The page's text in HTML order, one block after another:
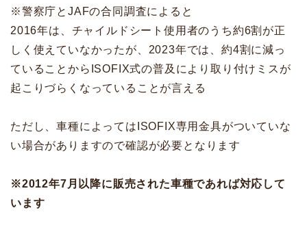
※警察庁とJAFの合同調査によると
2016年は、チャイルドシート使用者のうち約6割が正
しく使えていなかったが、2023年では、約4割に減っ
ていることからISOFIX式の普及により取り付けミスが
起こりづらくなっていることが言える
ただし、車種によってはISOFIX専用金具がついていな
い場合がありますので確認が必要となります
※2012年7月以降に販売された車種であれば対応して
います